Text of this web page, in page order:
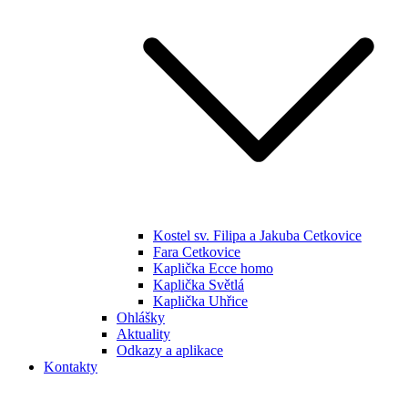
Kostel sv. Filipa a Jakuba Cetkovice
Fara Cetkovice
Kaplička Ecce homo
Kaplička Světlá
Kaplička Uhřice
Ohlášky
Aktuality
Odkazy a aplikace
Kontakty